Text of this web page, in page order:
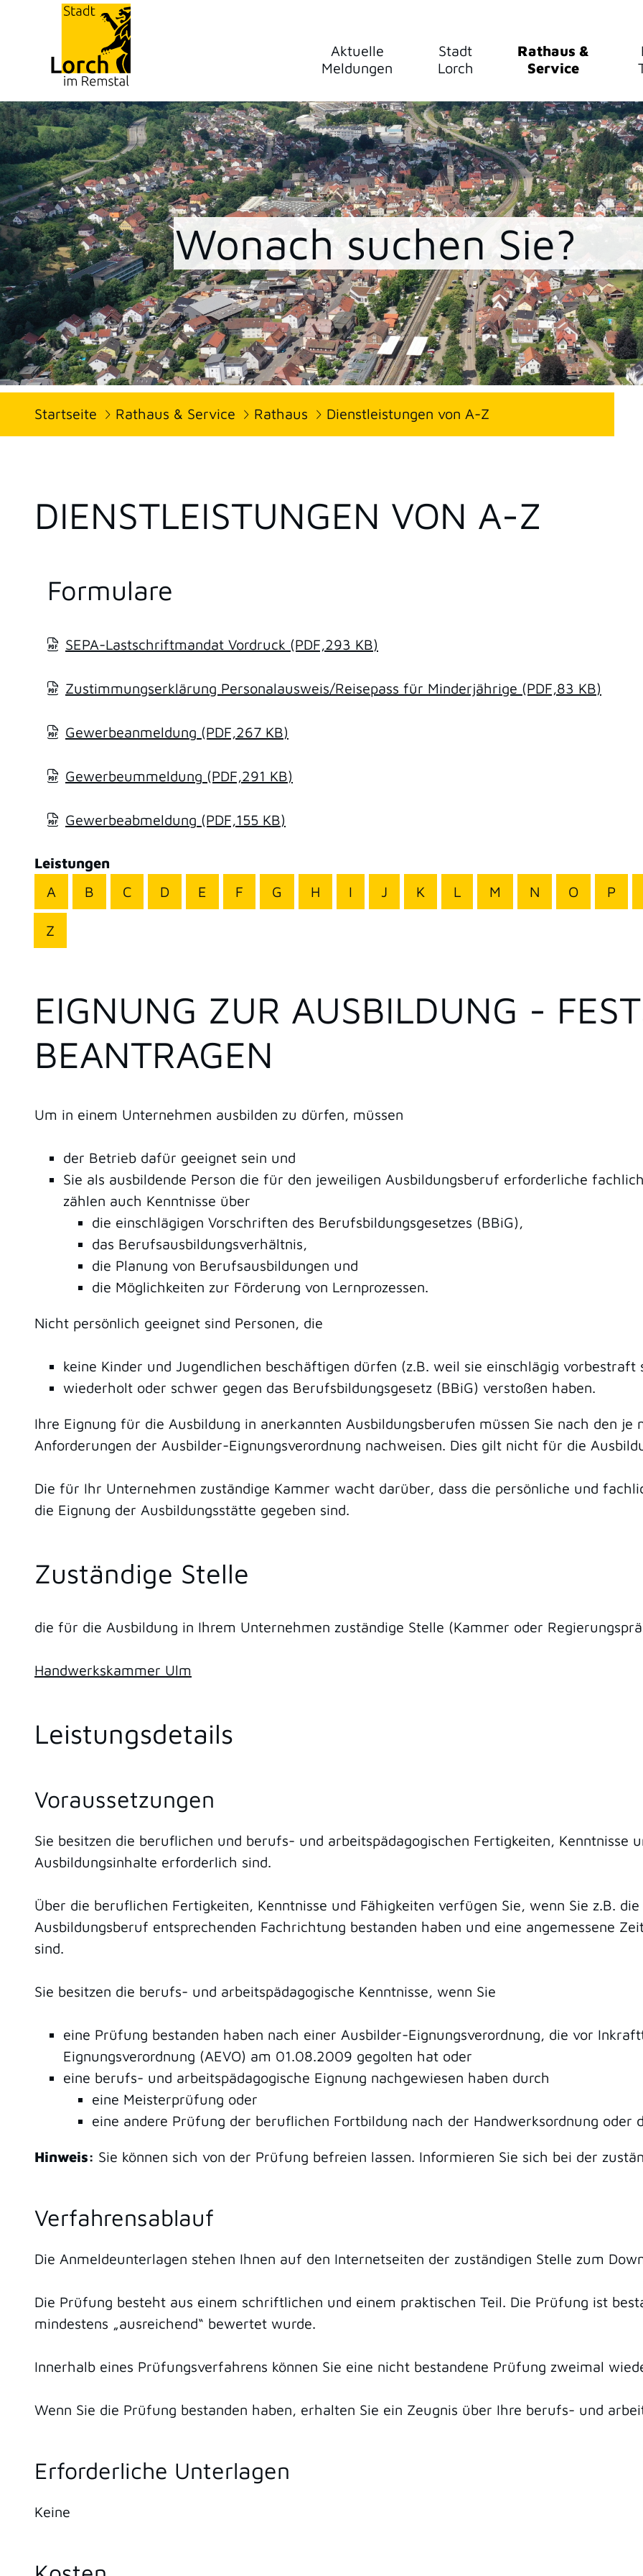
Aktuelle
Meldungen
Stadt
Lorch
Rathaus &
Service
Startseite Rathaus & Service Rathaus Dienstleistungen von A-Z
DIENSTLEISTUNGEN VON A-Z
Formulare
SEPA-Lastschriftmandat Vordruck (PDF,293 KB)
Zustimmungserklärung Personalausweis/Reisepass für Minderjährige (PDF,83 KB)
Gewerbeanmeldung (PDF,267 KB)
Gewerbeummeldung (PDF,291 KB)
Gewerbeabmeldung (PDF,155 KB)
Leistungen
A
B C D E F G H I J K L M N O P
Z
EIGNUNG ZUR AUSBILDUNG -
BEANTRAGEN
Um in einem Unternehmen ausbilden zu dürfen, müssen
der Betrieb dafür geeignet sein und
Sie als ausbildende Person die für den jeweiligen Ausbildungsberuf erforderliche
zählen auch Kenntnisse über
die einschlägigen Vorschriften des Berufsbildungsgesetzes (BBiG),
das Berufsausbildungsverhältnis,
die Planung von Berufsausbildungen und
die Möglichkeiten zur Förderung von Lernprozessen.
Nicht persönlich geeignet sind Personen, die
keine Kinder und Jugendlichen beschäftigen dürfen (z.B. weil sie einschlägig vorbestraft
wiederholt oder schwer gegen das Berufsbildungsgesetz (BBiG) verstoßen haben.
Ihre Eignung für die Ausbildung in anerkannten Ausbildungsberufen müssen Sie nach den
Anforderungen der Ausbilder-Eignungsverordnung nachweisen. Dies gilt nicht für die
Die für Ihr Unternehmen zuständige Kammer wacht darüber, dass die persönliche und
die Eignung der Ausbildungsstätte gegeben sind.
Zuständige Stelle
die für die Ausbildung in Ihrem Unternehmen zuständige Stelle (Kammer oder
Handwerkskammer Ulm
Leistungsdetails
Voraussetzungen
Sie besitzen die beruflichen und berufs- und arbeitspädagogischen Fertigkeiten, Kenntnisse
Ausbildungsinhalte erforderlich sind.
Über die beruflichen Fertigkeiten, Kenntnisse und Fähigkeiten verfügen Sie, wenn Sie z.B.
Ausbildungsberuf entsprechenden Fachrichtung bestanden haben und eine angemessene
sind.
Sie besitzen die berufs- und arbeitspädagogische Kenntnisse, wenn Sie
eine Prüfung bestanden haben nach einer Ausbilder-Eignungsverordnung, die vor
Eignungsverordnung (AEVO) am 01.08.2009 gegolten hat oder
eine berufs- und arbeitspädagogische Eignung nachgewiesen haben durch
eine Meisterprüfung oder
eine andere Prüfung der beruflichen Fortbildung nach der Handwerksordnung oder
Hinweis: Sie können sich von der Prüfung befreien lassen. Informieren Sie sich bei der
Verfahrensablauf
Die Anmeldeunterlagen stehen Ihnen auf den Internetseiten der zuständigen Stelle zum
Die Prüfung besteht aus einem schriftlichen und einem praktischen Teil. Die Prüfung ist
mindestens „ausreichend“ bewertet wurde.
Innerhalb eines Prüfungsverfahrens können Sie eine nicht bestandene Prüfung zweimal
Wenn Sie die Prüfung bestanden haben, erhalten Sie ein Zeugnis über Ihre berufs- und
Erforderliche Unterlagen
Keine